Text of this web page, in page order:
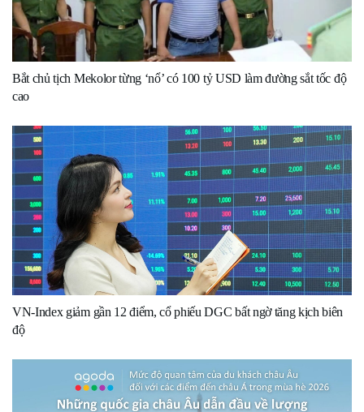
Bắt chủ tịch Mekolor từng ‘nổ’ có 100 tỷ USD làm đường sắt tốc độ
cao
VN-Index giảm gần 12 điểm, cổ phiếu DGC bất ngờ tăng kịch biên
độ